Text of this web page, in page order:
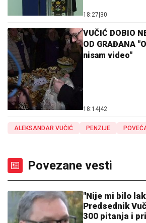
18:27 30
VUČIĆ DOBIO
OD GRAĐANA
nisam video"
18:14 42
ALEKSANDAR VUČIĆ PENZIJE
Povezane vesti
"Nije mi bilo
Predsednik
300 pitanja i